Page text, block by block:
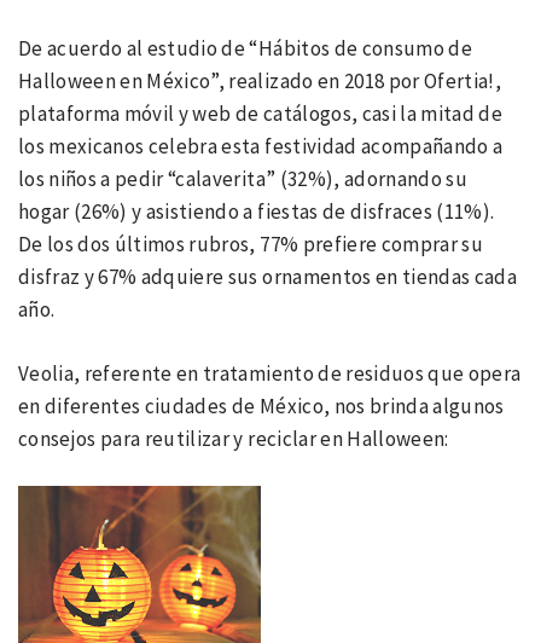
De acuerdo al estudio de “Hábitos de consumo de
Halloween en México”, realizado en 2018 por Ofertia!,
plataforma móvil y web de catálogos, casi la mitad de
los mexicanos celebra esta festividad acompañando a
los niños a pedir “calaverita” (32%), adornando su
hogar (26%) y asistiendo a fiestas de disfraces (11%).
De los dos últimos rubros, 77% prefiere comprar su
disfraz y 67% adquiere sus ornamentos en tiendas cada
año.
Veolia, referente en tratamiento de residuos que opera
en diferentes ciudades de México, nos brinda algunos
consejos para reutilizar y reciclar en Halloween: